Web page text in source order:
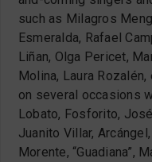
such as Milagros
Esmeralda, Rafael
Liñan, Olga Pericet,
Molina, Laura
on several occasions
Lobato, Fosforito,
Juanito Villar,
Morente, “Guadiana”,